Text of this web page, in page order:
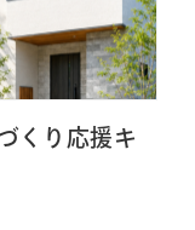
くり応援キ